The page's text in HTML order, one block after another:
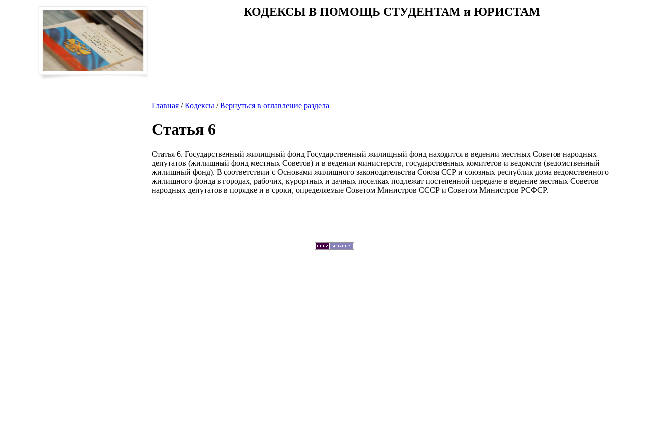
КОДЕКСЫ В ПОМОЩЬ СТУДЕНТАМ и ЮРИСТАМ
Главная /Кодексы /Вернуться в оглавление раздела
Статья 6
Статья 6. Государственный жилищный фонд Государственный жилищный фонд находится в ведении местных Советов народных
депутатов (жилищный фонд местных Советов) и в ведении министерств, государственных комитетов и ведомств (ведомственный
жилищный фонд). В соответствии с Основами жилищного законодательства Союза ССР и союзных республик дома ведомственного
жилищного фонда в городах, рабочих, курортных и дачных поселках подлежат постепенной передаче в ведение местных Советов
народных депутатов в порядке и в сроки, определяемые Советом Министров СССР и Советом Министров РСФСР.